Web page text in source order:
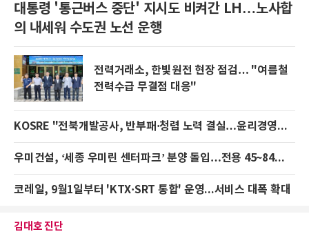
대통령 '통근버스 중단' 지시도 비켜간 LH…노사합
의 내세워 수도권 노선 운행
전력거래소, 한빛원전 현장 점검… "여름철
전력수급 무결점 대응"
KOSRE "전북개발공사, 반부패·청렴 노력 결실…윤리경영시스템 지속 유지"
우미건설, ‘세종 우미린 센터파크’ 분양 돌입…전용 45~84㎡ 676가구
코레일, 9월1일부터 'KTX·SRT 통합' 운영...서비스 대폭 확대
김대호 진단